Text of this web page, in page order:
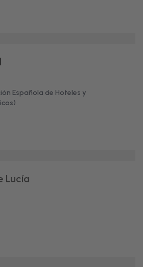
Española de Hoteles y
Lucía